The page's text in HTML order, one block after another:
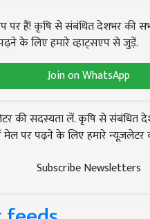
पर हैं! कृषि से संबंधित देशभर की
के लिए हमारे व्हाट्सएप से जुड़ें.
Join on WhatsApp
की सदस्यता लें. कृषि से संबंधित
पर पढ़ने के लिए हमारे न्यूज़लेटर
Subscribe Newsletters